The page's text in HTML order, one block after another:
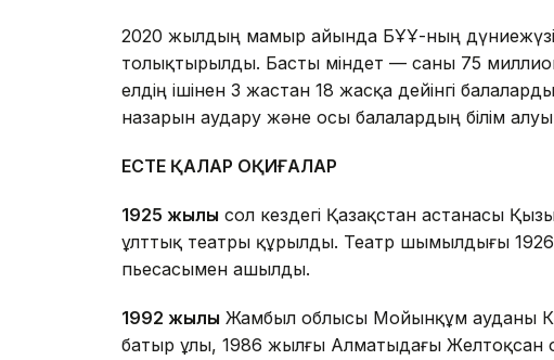
2020 жылдың мамыр айында БҰҰ-ның
толықтырылды. Басты міндет — саны 75
елдің ішінен 3 жастан 18 жасқа дейінгі
назарын аудару және осы балалардың білім
ЕСТЕ ҚАЛАР ОҚИҒАЛАР
1925 жылы сол кездегі Қазақстан астанасы
ұлттық театры құрылды. Театр шымылдығы
пьесасымен ашылды.
1992 жылы Жамбыл облысы Мойынқұм ауданы
батыр ұлы, 1986 жылғы Алматыдағы Желтоқсан